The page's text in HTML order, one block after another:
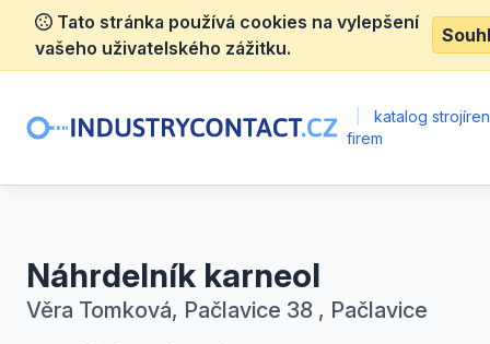
Tato stránka používá cookies na vylepšení
vašeho uživatelského zážitku.
katalog
firem
Náhrdelník karneol
Věra Tomková, Pačlavice 38 , Pačlavice